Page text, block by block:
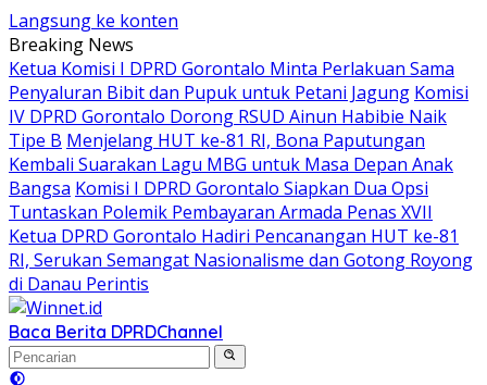
Langsung ke konten
Breaking News
Ketua Komisi I DPRD Gorontalo Minta Perlakuan Sama
Penyaluran Bibit dan Pupuk untuk Petani Jagung Komisi
IV DPRD Gorontalo Dorong RSUD Ainun Habibie Naik
Tipe B Menjelang HUT ke-81 RI, Bona Paputungan
Kembali Suarakan Lagu MBG untuk Masa Depan Anak
Bangsa Komisi I DPRD Gorontalo Siapkan Dua Opsi
Tuntaskan Polemik Pembayaran Armada Penas XVII
Ketua DPRD Gorontalo Hadiri Pencanangan HUT ke-81
RI, Serukan Semangat Nasionalisme dan Gotong Royong
di Danau Perintis
Baca Berita DPRDChannel